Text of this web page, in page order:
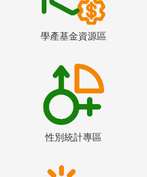
學產基金資源區
性別統計專區